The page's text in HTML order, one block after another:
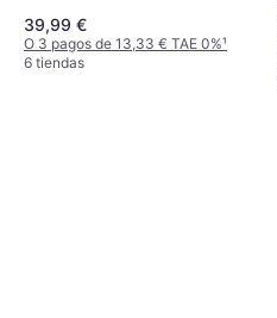
39,99 €
O 3 pagos de 13,33 € TAE 0%¹
6 tiendas